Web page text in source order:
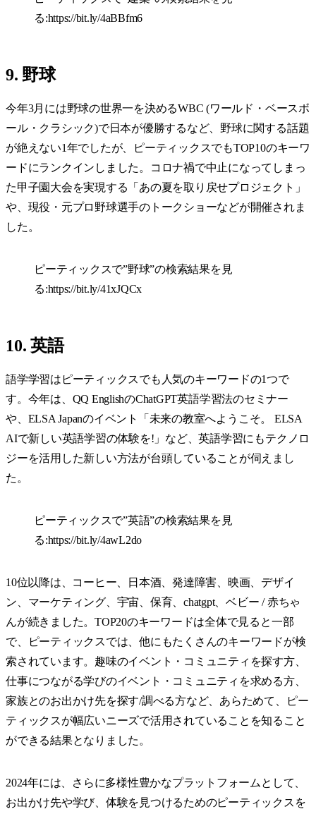
る:https://bit.ly/4aBBfm6
9. 野球
今年3月には野球の世界一を決めるWBC (ワールド・ベースボ
ール・クラシック)で日本が優勝するなど、野球に関する話題
が絶えない1年でしたが、ピーティックスでもTOP10のキーワ
ードにランクインしました。コロナ禍で中止になってしまっ
た甲子園大会を実現する「あの夏を取り戻せプロジェクト」
や、現役・元プロ野球選手のトークショーなどが開催されま
した。
ピーティックスで”野球”の検索結果を見
る:https://bit.ly/41xJQCx
10. 英語
語学学習はピーティックスでも人気のキーワードの1つで
す。今年は、QQ EnglishのChatGPT英語学習法のセミナー
や、ELSA Japanのイベント「未来の教室へようこそ。 ELSA
AIで新しい英語学習の体験を!」など、英語学習にもテクノロ
ジーを活用した新しい方法が台頭していることが伺えまし
た。
ピーティックスで”英語”の検索結果を見
る:https://bit.ly/4awL2do
10位以降は、コーヒー、日本酒、発達障害、映画、デザイ
ン、マーケティング、宇宙、保育、chatgpt、ベビー / 赤ちゃ
んが続きました。TOP20のキーワードは全体で見ると一部
で、ピーティックスでは、他にもたくさんのキーワードが検
索されています。趣味のイベント・コミュニティを探す方、
仕事につながる学びのイベント・コミュニティを求める方、
家族とのお出かけ先を探す/調べる方など、あらためて、ピー
ティックスが幅広いニーズで活用されていることを知ること
ができる結果となりました。
2024年には、さらに多様性豊かなプラットフォームとして、
お出かけ先や学び、体験を見つけるためのピーティックスを